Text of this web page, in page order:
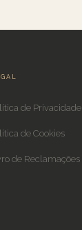
de Privacidade
de Cookies
de Reclamações